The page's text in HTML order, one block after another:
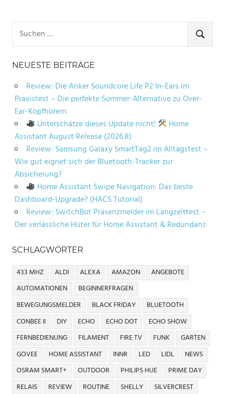
nach:
SUCHEN
NEUESTE BEITRÄGE
Review: Die Anker Soundcore Life P2 In-Ears im
Praxistest – Die perfekte Sommer-Alternative zu Over-
Ear-Kopfhörern
Unterschätze dieses Update nicht!
Home
Assistant August Release (2026.8)
Review: Samsung Galaxy SmartTag2 im Alltagstest –
Wie gut eignet sich der Bluetooth-Tracker zur
Absicherung?
Home Assistant Swipe Navigation: Das beste
Dashboard-Upgrade? (HACS Tutorial)
Review: SwitchBot Präsenzmelder im Langzeittest –
Der verlässliche Hüter für Home Assistant & Redundanz
SCHLAGWÖRTER
433 MHZ ALDI ALEXA AMAZON
ANGEBOTE
AUTOMATIONEN
BEGINNERFRAGEN
BEWEGUNGSMELDER
BLACK FRIDAY
BLUETOOTH
CONBEE II
DIY ECHO ECHO DOT
ECHO SHOW
FERNBEDIENUNG
FILAMENT FIRE TV FUNK
GARTEN
GOVEE
HOME ASSISTANT INNR LED LIDL
NEWS
OSRAM SMART+
OUTDOOR PHILIPS HUE
PRIME DAY
RELAIS
REVIEW ROUTINE SHELLY
SILVERCREST